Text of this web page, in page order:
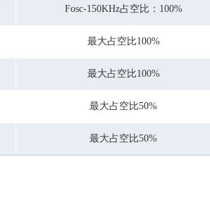
Fosc-150KHz占空比：100%
最大占空比100%
最大占空比100%
最大占空比50%
最大占空比50%